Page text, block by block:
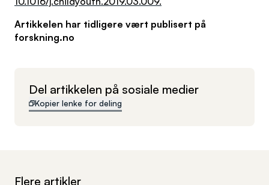
Artikkelen har tidligere vært publisert på
forskning.no
Del artikkelen på sosiale medier
Kopier lenke for deling
Flere artikler